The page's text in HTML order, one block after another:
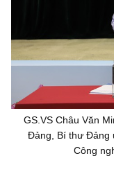
GS.VS Châu Văn
Đảng, Bí thư Đảng
Công